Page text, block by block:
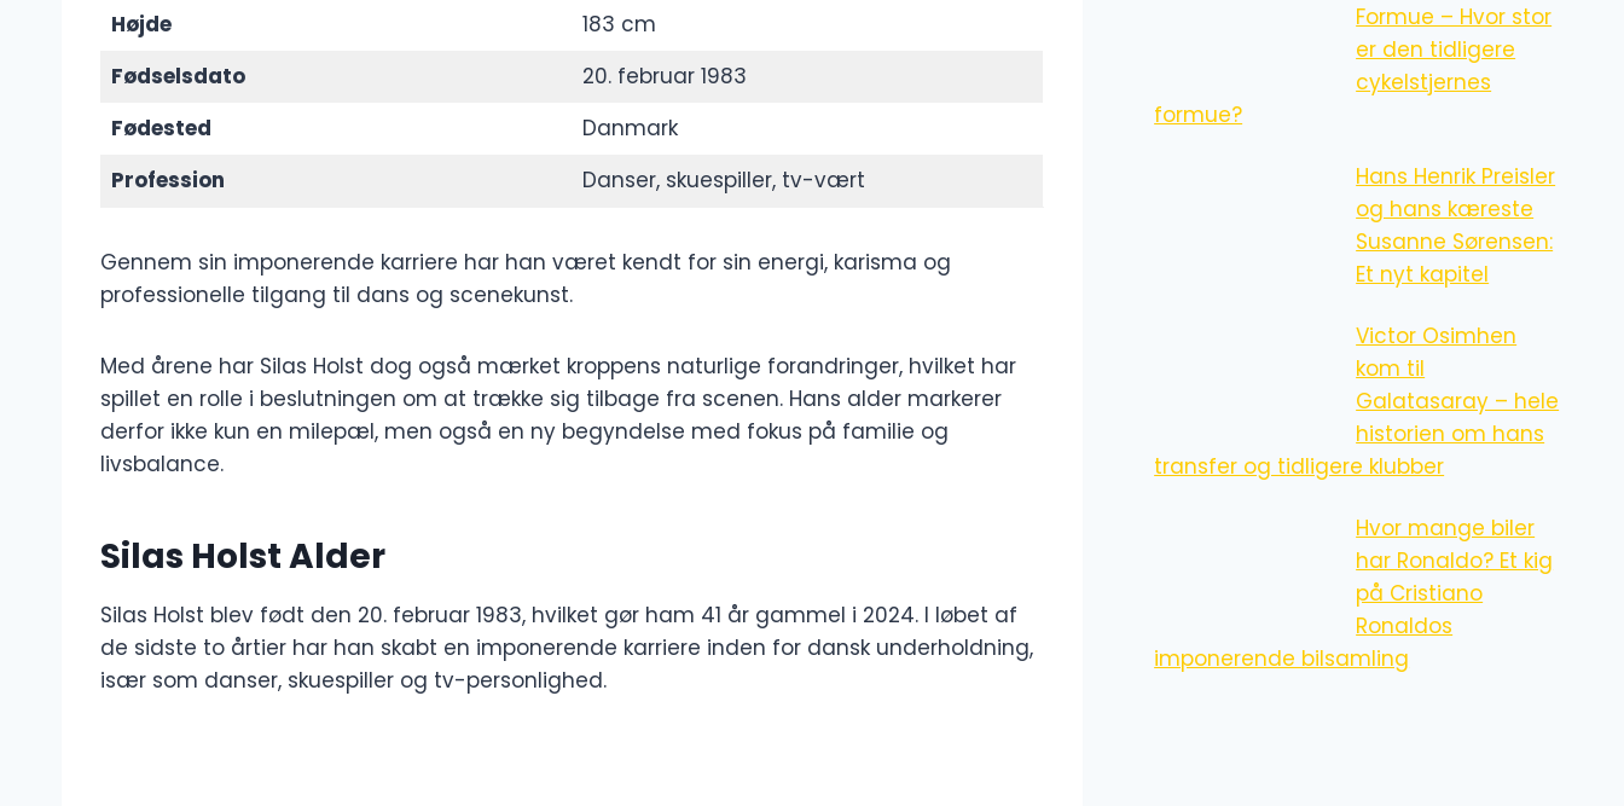
Højde
183 cm
Fødselsdato
20. februar 1983
Fødested
Danmark
Profession
Danser, skuespiller, tv-vært
Gennem sin imponerende karriere har han været kendt for sin energi, karisma og
professionelle tilgang til dans og scenekunst.
Med årene har Silas Holst dog også mærket kroppens naturlige forandringer, hvilket har
spillet en rolle i beslutningen om at trække sig tilbage fra scenen. Hans alder markerer
derfor ikke kun en milepæl, men også en ny begyndelse med fokus på familie og
livsbalance.
Silas Holst Alder
Silas Holst blev født den 20. februar 1983, hvilket gør ham 41 år gammel i 2024. I løbet af
de sidste to årtier har han skabt en imponerende karriere inden for dansk underholdning,
især som danser, skuespiller og tv-personlighed.
Formue – Hvor stor
er den tidligere
cykelstjernes
formue?
Hans Henrik Preisler
og hans kæreste
Susanne Sørensen:
Et nyt kapitel
Victor Osimhen
kom til
Galatasaray – hele
historien om hans
transfer og tidligere klubber
Hvor mange biler
har Ronaldo? Et kig
på Cristiano
Ronaldos
imponerende bilsamling